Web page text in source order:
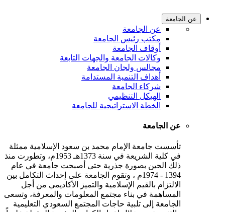
عن الجامعة
عن الجامعة
مكتب رئيس الجامعة
أوقاف الجامعة
وكالات الجامعة والجهات التابعة
مجالس ولجان الجامعة
أهداف التنمية المستدامة
شركاء الجامعة
الهيكل التنظيمي
الخطة الاستراتيجية للجامعة
عن الجامعة
تأسست جامعة الإمام محمد بن سعود الإسلامية ممثلة
في كلية الشريعة في سنة 1373هـ 1953م، وتطورت منذ
ذلك الحين بصورة جذرية حتى أصبحت جامعة في عام
1394 - 1974م ، وتقوم الجامعة على إحداث التكامل بين
الالتزام بالقيم الإسلامية والتميز الأكاديمي من أجل
المساهمة في بناء مجتمع المعلومات والمعرفة، وتسعى
الجامعة إلى تلبية حاجات المجتمع السعودي التعليمية